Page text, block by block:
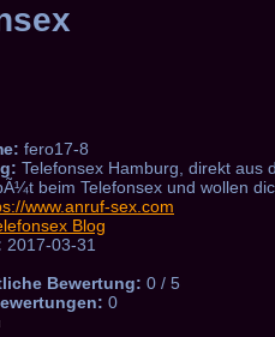
fero17-8
Telefonsex Hamburg, direkt aus
beim Telefonsex und wollen
www.anruf-sex.com
Blog
2017-03-31
Bewertung: 0 / 5
0